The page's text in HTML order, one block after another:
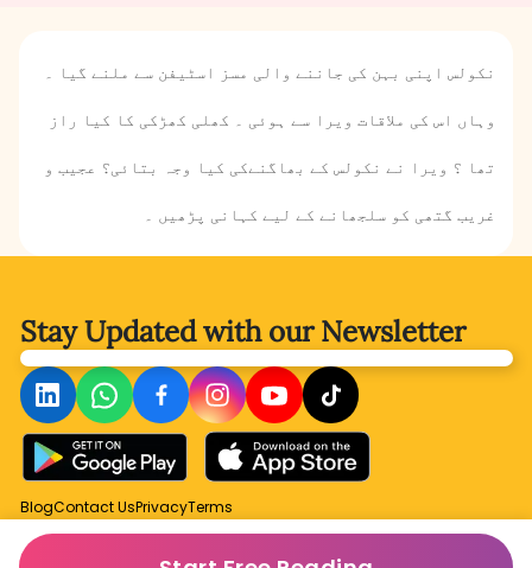
نکولس اپنی بہن کی جاننے والی مسز اسٹیفن سے ملنے گیا ۔
وہاں اس کی ملاقات ویرا سے ہوئی ۔ کھلی کھڑکی کا کیا راز
تھا ؟ ویرا نے نکولس کے بھاگنےکی کیا وجہ بتائی؟ عجیب و
غریب گتھی کو سلجھانے کے لیے کہانی پڑھیں ۔
Stay Updated withour Newsletter
BlogContact UsPrivacyTerms